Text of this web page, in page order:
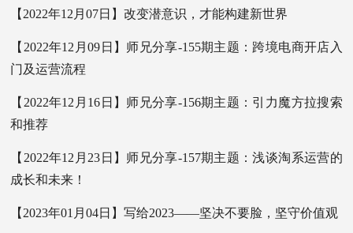
【2022年12月07日】改变潜意识，才能构建新世界
【2022年12月09日】师兄分享-155期主题：跨境电商开店入
门及运营流程
【2022年12月16日】师兄分享-156期主题：引力魔方拉搜索
和推荐
【2022年12月23日】师兄分享-157期主题：浅谈淘系运营的
成长和未来！
【2023年01月04日】写给2023——坚决不要脸，坚守价值观